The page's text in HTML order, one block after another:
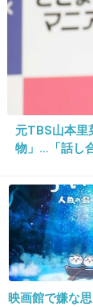
DHCの基本
でしばら
16. 匿名2020/01/21(火)
強い肌で生
元TBS山本
物」…「話し
映画館で嫌な